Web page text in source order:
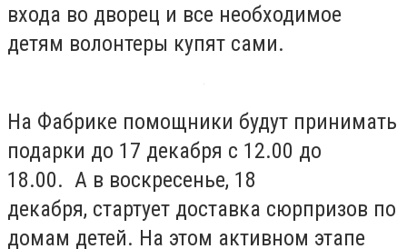
входа во дворец и все необходимое
детям волонтеры купят сами.
На Фабрике помощники будут принимать
подарки до 17 декабря с 12.00 до
18.00. А в воскресенье, 18
декабря, стартует доставка сюрпризов по
домам детей. На этом активном этапе